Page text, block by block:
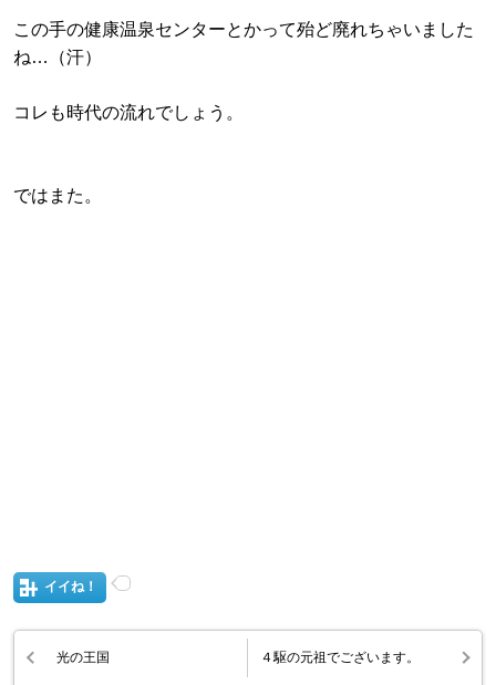
この手の健康温泉センターとかって殆ど廃れちゃいました
ね…（汗）
コレも時代の流れでしょう。
ではまた。
イイね！
光の王国 ４駆の元祖でございます。